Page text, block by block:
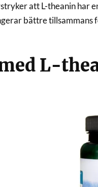
att L-theanin har
bättre tillsammans
L-